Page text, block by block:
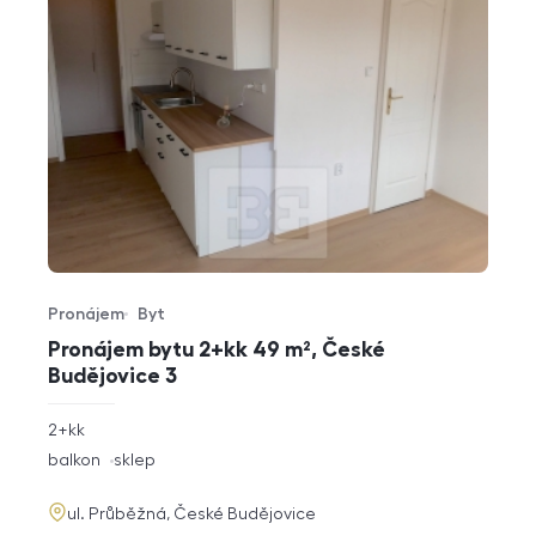
Pronájem bytu 2+kk 49 m², České
Budějovice 3
Typ nabídky
Pronájem
Typ nemovitosti
Byt
rozměry
dispozice
2+kk
funkce
balkon sklep
adresa
ul. Průběžná, České Budějovice